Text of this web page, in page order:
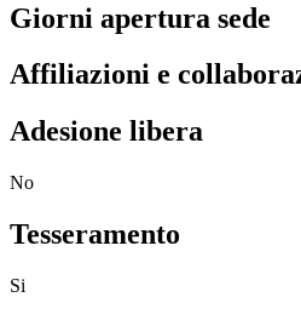
Giorni apertura sede
Affiliazioni e
Adesione libera
No
Tesseramento
Si